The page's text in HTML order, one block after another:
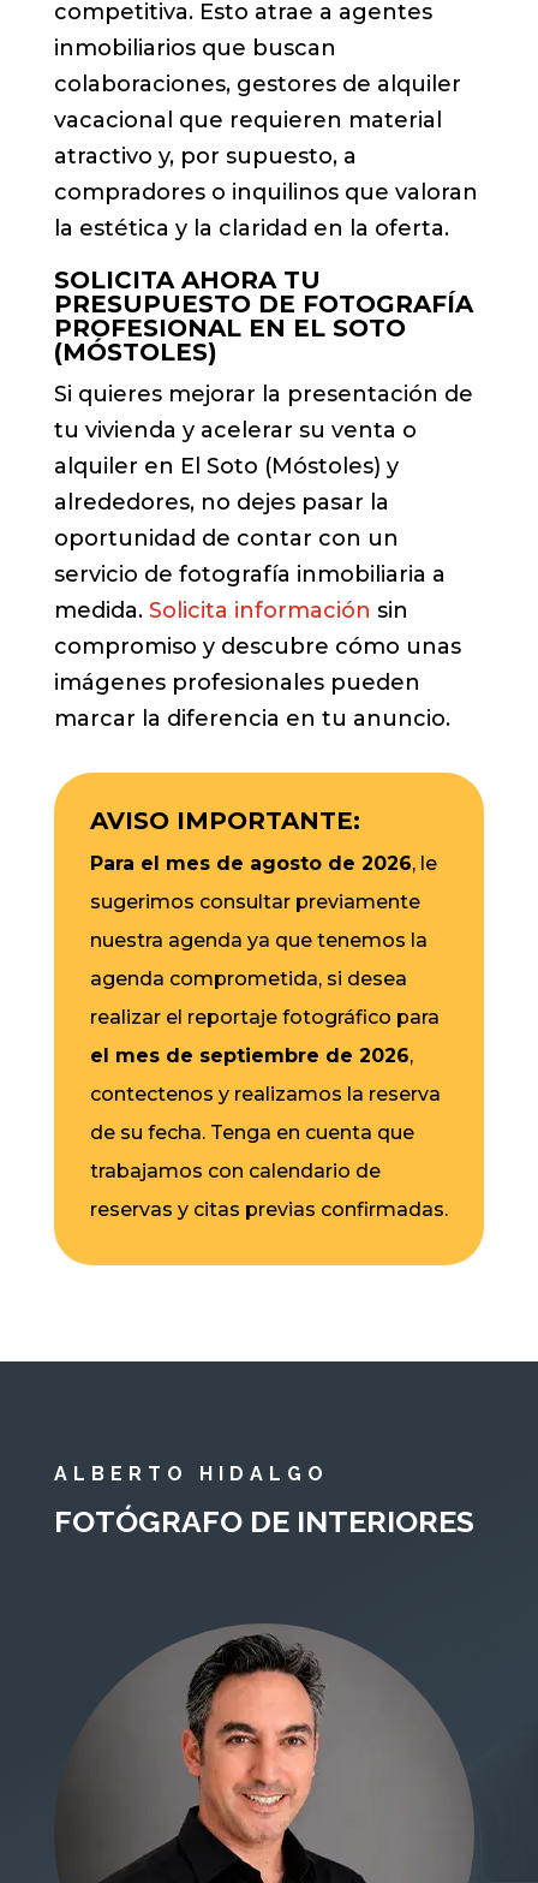
competitiva. Esto atrae a agentes
inmobiliarios que buscan
colaboraciones, gestores de alquiler
vacacional que requieren material
atractivo y, por supuesto, a
compradores o inquilinos que valoran
la estética y la claridad en la oferta.
SOLICITA AHORA TU
PRESUPUESTO DE FOTOGRAFÍA
PROFESIONAL EN EL SOTO
(MÓSTOLES)
Si quieres mejorar la presentación de
tu vivienda y acelerar su venta o
alquiler en El Soto (Móstoles) y
alrededores, no dejes pasar la
oportunidad de contar con un
servicio de fotografía inmobiliaria a
medida. Solicita información sin
compromiso y descubre cómo unas
imágenes profesionales pueden
marcar la diferencia en tu anuncio.
AVISO IMPORTANTE:
Para el mes de agosto de 2026, le
sugerimos consultar previamente
nuestra agenda ya que tenemos la
agenda comprometida, si desea
realizar el reportaje fotográfico para
el mes de septiembre de 2026,
contectenos y realizamos la reserva
de su fecha. Tenga en cuenta que
trabajamos con calendario de
reservas y citas previas confirmadas.
ALBERTO HIDALGO
FOTÓGRAFO DE INTERIORES